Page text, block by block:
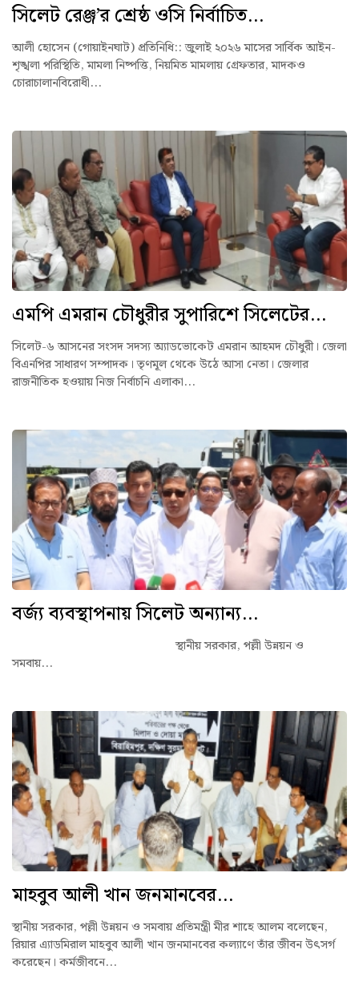
সিলেট রেঞ্জ’র শ্রেষ্ঠ ওসি নির্বাচিত...
আলী হোসেন (গোয়াইনঘাট) প্রতিনিধি:: ‎জুলাই ২০২৬ মাসের সার্বিক আইন-
শৃঙ্খলা পরিস্থিতি, মামলা নিষ্পত্তি, নিয়মিত মামলায় গ্রেফতার, মাদকও
চোরাচালানবিরোধী...
এমপি এমরান চৌধুরীর সুপারিশে সিলেটের...
সিলেট-৬ আসনের সংসদ সদস্য অ্যাডভোকেট এমরান আহমদ চৌধুরী। জেলা
বিএনপির সাধারণ সম্পাদক। তৃণমূল থেকে উঠে আসা নেতা। জেলার
রাজনীতিক হওয়ায় নিজ নির্বাচনি এলাকা...
বর্জ্য ব্যবস্থাপনায় সিলেট অন্যান্য...
স্থানীয় সরকার, পল্লী উন্নয়ন ও
সমবায়...
মাহবুব আলী খান জনমানবের...
স্থানীয় সরকার, পল্লী উন্নয়ন ও সমবায় প্রতিমন্ত্রী মীর শাহে আলম বলেছেন,
রিয়ার এ্যাডমিরাল মাহবুব আলী খান জনমানবের কল্যাণে তাঁর জীবন উৎসর্গ
করেছেন। কর্মজীবনে...